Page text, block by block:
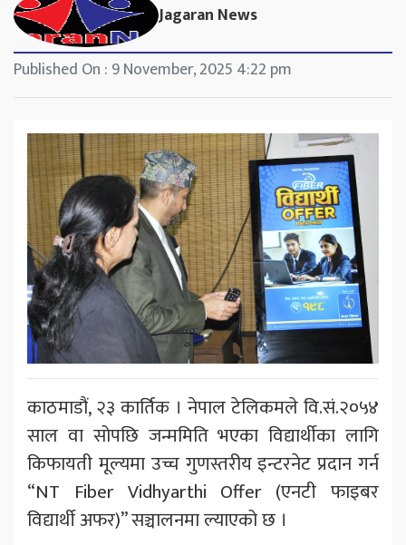
Jagaran News
Published On : 9 November, 2025 4:22 pm
काठमाडौं, २३ कार्तिक । नेपाल टेलिकमले वि.सं.२०५४
साल वा सोपछि जन्ममिति भएका विद्यार्थीका लागि
किफायती मूल्यमा उच्च गुणस्तरीय इन्टरनेट प्रदान गर्न
“NT Fiber Vidhyarthi Offer (एनटी फाइबर
विद्यार्थी अफर)” सञ्चालनमा ल्याएको छ ।